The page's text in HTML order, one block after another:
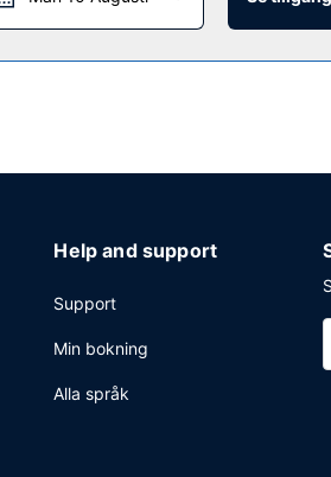
Help and support
Support
Min bokning
Alla språk